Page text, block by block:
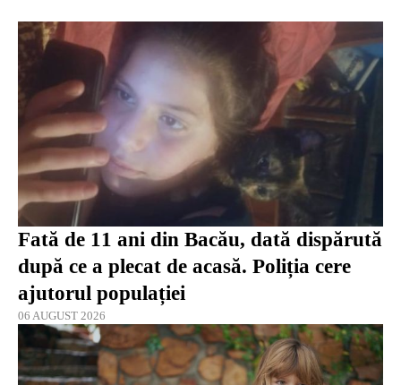
Fată de 11 ani din Bacău, dată dispărută
după ce a plecat de acasă. Poliția cere
ajutorul populației
06 AUGUST 2026